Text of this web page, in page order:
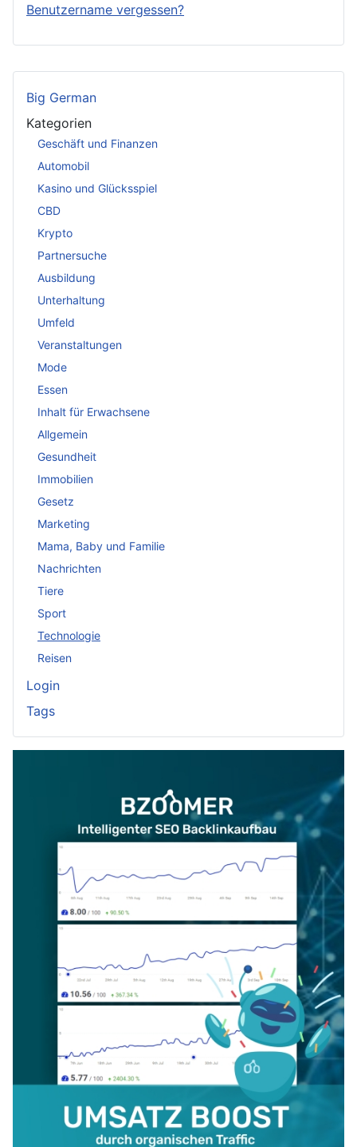
Big German
Kategorien
Geschäft und Finanzen
Automobil
Kasino und Glücksspiel
CBD
Krypto
Partnersuche
Ausbildung
Unterhaltung
Umfeld
Veranstaltungen
Mode
Essen
Inhalt für Erwachsene
Allgemein
Gesundheit
Immobilien
Gesetz
Marketing
Mama, Baby und Familie
Nachrichten
Tiere
Sport
Technologie
Reisen
Login
Tags
Benutzername vergessen?